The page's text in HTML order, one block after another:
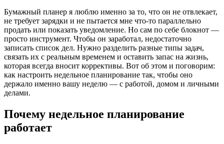
Бумажный планер я люблю именно за то, что он не отвлекает,
не требует зарядки и не пытается мне что-то параллельно
продать или показать уведомление. Но сам по себе блокнот —
просто инструмент. Чтобы он заработал, недостаточно
записать список дел. Нужно разделить разные типы задач,
связать их с реальным временем и оставить запас на жизнь,
которая всегда вносит коррективы. Вот об этом и поговорим:
как настроить недельное планирование так, чтобы оно
держало именно вашу неделю — с работой, домом и личными
делами.
Почему недельное планирование
работает